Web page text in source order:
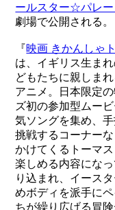
ールスター☆パレー
劇場で公開される。
『映画 きかんしゃ
は、イギリス生ま
どもたちに親しま
アニメ。日本限定
ズ初の参加型ムー
気ソングを集め、
挑戦するコーナー
かけてくるトーマ
楽しめる内容にな
り込まれ、イース
めボディを派手に
ちが繰り広げる冒険